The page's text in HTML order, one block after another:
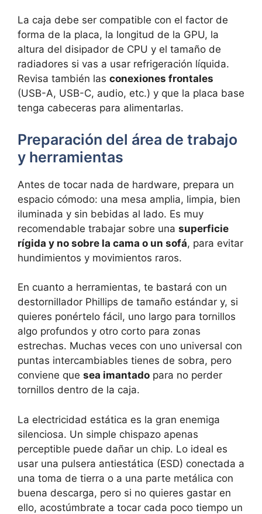
La caja debe ser compatible con el factor de
forma de la placa, la longitud de la GPU, la
altura del disipador de CPU y el tamaño de
radiadores si vas a usar refrigeración líquida.
Revisa también las conexiones frontales
(USB-A, USB-C, audio, etc.) y que la placa base
tenga cabeceras para alimentarlas.
Preparación del área de trabajo
y herramientas
Antes de tocar nada de hardware, prepara un
espacio cómodo: una mesa amplia, limpia, bien
iluminada y sin bebidas al lado. Es muy
recomendable trabajar sobre una superficie
rígida y no sobre la cama o un sofá, para evitar
hundimientos y movimientos raros.
En cuanto a herramientas, te bastará con un
destornillador Phillips de tamaño estándar y, si
quieres ponértelo fácil, uno largo para tornillos
algo profundos y otro corto para zonas
estrechas. Muchas veces con uno universal con
puntas intercambiables tienes de sobra, pero
conviene que sea imantado para no perder
tornillos dentro de la caja.
La electricidad estática es la gran enemiga
silenciosa. Un simple chispazo apenas
perceptible puede dañar un chip. Lo ideal es
usar una pulsera antiestática (ESD) conectada a
una toma de tierra o a una parte metálica con
buena descarga, pero si no quieres gastar en
ello, acostúmbrate a tocar cada poco tiempo un